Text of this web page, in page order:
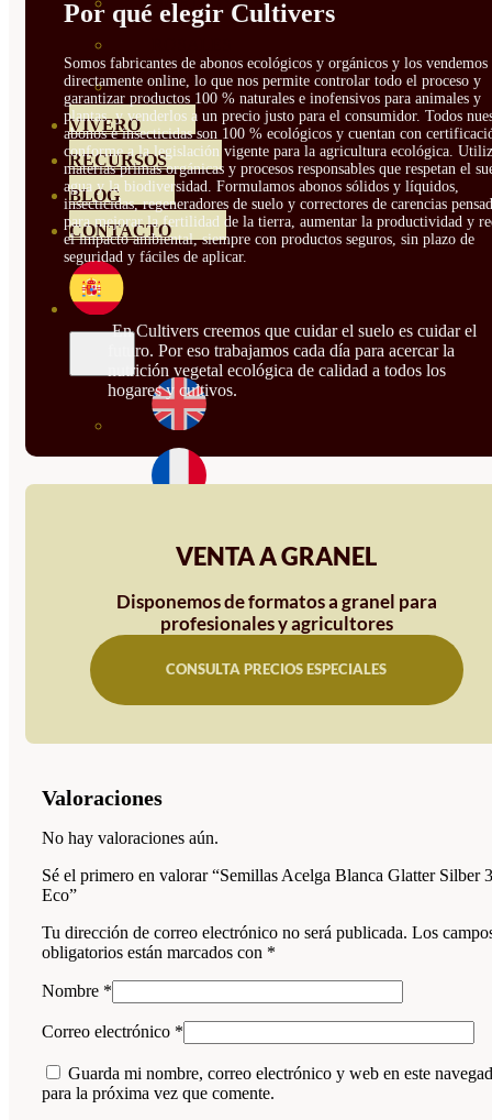
GERANIOS
VIVERO
RECURSOS
BLOG
CONTACTO
Por qué elegir Cultivers
Somos fabricantes de abonos ecológicos y orgánicos y los vendemos
directamente online, lo que nos permite controlar todo el proceso y
garantizar productos 100 % naturales e inofensivos para animales y
plantas, y venderlos a un precio justo para el consumidor. Todos
abonos e insecticidas son 100 % ecológicos y cuentan con
conforme a la legislación vigente para la agricultura ecológica.
materias primas orgánicas y procesos responsables que respetan el
agua y la biodiversidad. Formulamos abonos sólidos y líquidos,
insecticidas, regeneradores de suelo y correctores de carencias
para mejorar la fertilidad de la tierra, aumentar la productividad y
el impacto ambiental, siempre con productos seguros, sin plazo de
seguridad y fáciles de aplicar.
En Cultivers creemos que cuidar el suelo es cuidar el
futuro. Por eso trabajamos cada día para acercar la
nutrición vegetal ecológica de calidad a todos los
hogares y cultivos.
VENTA A GRANEL
Disponemos de formatos a granel para
profesionales y agricultores
CONSULTA PRECIOS ESPECIALES
Valoraciones
No hay valoraciones aún.
Sé el primero en valorar “Semillas Acelga Blanca Glatter Silber 3
Eco”
Tu dirección de correo electrónico no será publicada. Los
obligatorios están marcados con *
Nombre *
Correo electrónico *
Guarda mi nombre, correo electrónico y web en este
para la próxima vez que comente.